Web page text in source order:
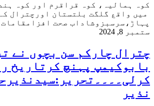
کوہ ہمالیہ، کوہ قراقرم اور کوہ
میں واقع گلگت بلتستان اورچترال
پہاڑ،سرسبزوشاداب صحت
ستمبر 8, 2024
چترال چارکم سن بچوں نے
بابوکیمپ پہنچ کرتاریخ
نذیر